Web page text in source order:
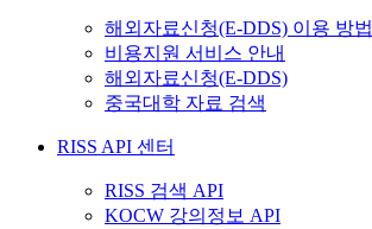
해외자료신청(E-DDS) 이용 방법
비용지원 서비스 안내
해외자료신청(E-DDS)
중국대학 자료 검색
RISS API 센터
RISS 검색 API
KOCW 강의정보 API